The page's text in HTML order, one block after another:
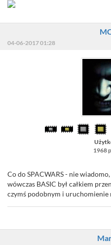
04-06-2017 01:28
1968
Co do SPACWARS - nie
wówczas BASIC był całkiem
czymś podobnym i uruchomienie